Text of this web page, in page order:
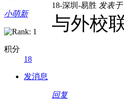
小萌新
积分
18
发消息
18-深圳-易胜 发表于
与外校
回复